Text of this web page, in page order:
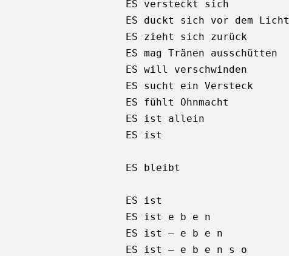
ES versteckt sich
ES duckt sich vor dem Licht
ES zieht sich zurück
ES mag Tränen ausschütten
ES will verschwinden
ES sucht ein Versteck
ES fühlt Ohnmacht
ES ist allein
ES ist
ES bleibt
ES ist
ES ist e b e n
ES ist – e b e n
ES ist – e b e n s o